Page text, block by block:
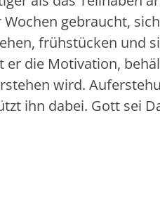
gebraucht,
frühstücken und
er die Motivation,
wird.
ihn dabei. Gott sei